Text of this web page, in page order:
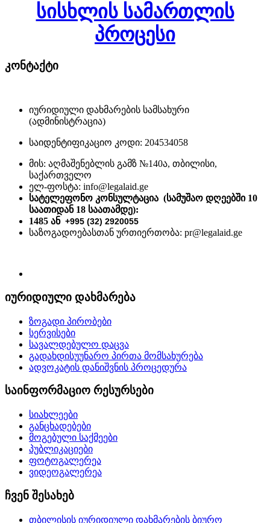
სისხლის სამართლის
პროცესი
კონტაქტი
იურიდიული დახმარების სამსახური
(ადმინისტრაცია)
საიდენტიფიკაციო კოდი: 204534058
მის: აღმაშენებლის გამზ №140ა, თბილისი,
საქართველო
ელ-ფოსტა: info@legalaid.ge
სატელეფონო კონსულტაცია (სამუშაო დღეებში 10
საათიდან 18 საათამდე):
1485 ან +995 (32) 2920055
საზოგადოებასთან ურთიერთობა: pr@legalaid.ge
იურიდიული დახმარება
ზოგადი პირობები
სერვისები
სავალდებულო დაცვა
გადახდისუუნარო პირთა მომსახურება
ადვოკატის დანიშვნის პროცედურა
საინფორმაციო რესურსები
სიახლეები
განცხადებები
მოგებული საქმეები
პუბლიკაციები
ფოტოგალერეა
ვიდეოგალერეა
ჩვენ შესახებ
თბილისის იურიდიული დახმარების ბიურო